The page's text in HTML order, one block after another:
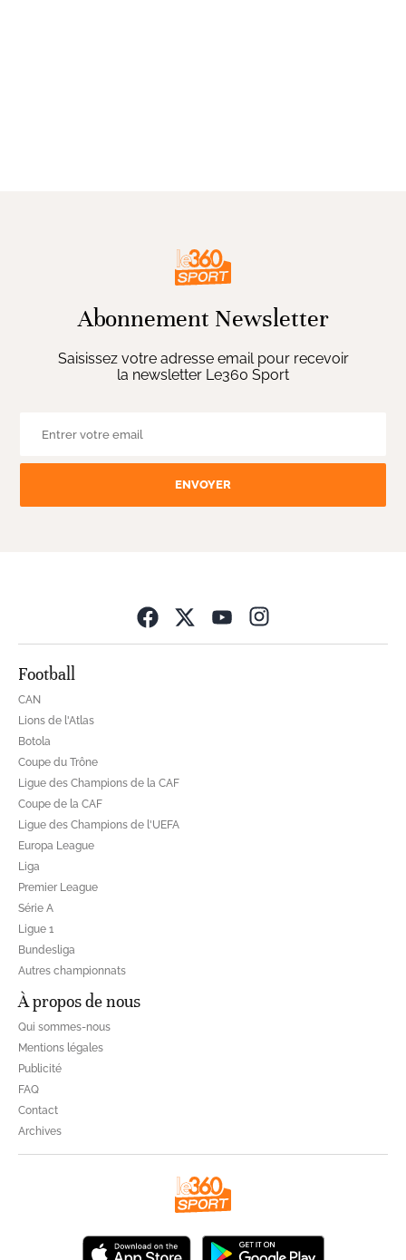
Abonnement Newsletter
Saisissez votre adresse email pour recevoir
la newsletter Le360 Sport
ENVOYER
Football
CAN
Lions de l'Atlas
Botola
Coupe du Trône
Ligue des Champions de la CAF
Coupe de la CAF
Ligue des Champions de l'UEFA
Europa League
Liga
Premier League
Série A
Ligue 1
Bundesliga
Autres championnats
À propos de nous
Qui sommes-nous
Mentions légales
Publicité
FAQ
Contact
Archives